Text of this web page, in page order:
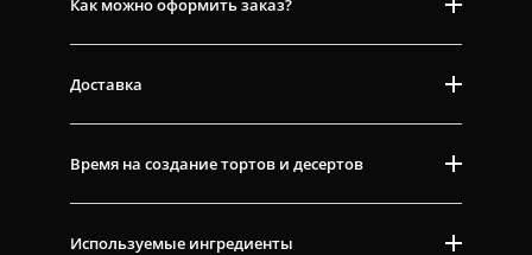
Как можно оформить заказ?
Доставка
Время на создание тортов и десертов
Используемые ингредиенты